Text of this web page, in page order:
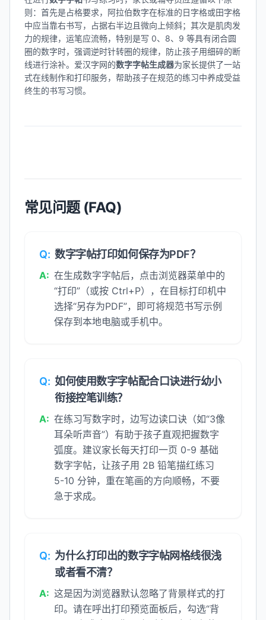
则：首先是占格要求，阿拉伯数字在标准的日字格或田字格
中应当靠右书写，占据右半边且微向上倾斜；其次是肌肉发
力的规律，运笔应流畅，特别是写 0、8、9 等具有闭合圆
圈的数字时，强调逆时针转圈的规律，防止孩子用细碎的断
线进行涂补。爱汉字网的数字字帖生成器为家长提供了一站
式在线制作和打印服务，帮助孩子在规范的练习中养成受益
终生的书写习惯。
常见问题 (FAQ)
Q: 数字字帖打印如何保存为PDF？
A: 在生成数字字帖后，点击浏览器菜单中的
“打印”（或按 Ctrl+P），在目标打印机中
选择“另存为PDF”，即可将规范书写示例
保存到本地电脑或手机中。
Q: 如何使用数字字帖配合口诀进行幼小
衔接控笔训练？
A: 在练习写数字时，边写边读口诀（如“3像
耳朵听声音”）有助于孩子直观把握数字
弧度。建议家长每天打印一页 0-9 基础
数字字帖，让孩子用 2B 铅笔描红练习
5-10 分钟，重在笔画的方向顺畅，不要
急于求成。
Q: 为什么打印出的数字字帖网格线很浅
或者看不清？
A: 这是因为浏览器默认忽略了背景样式的打
印。请在呼出打印预览面板后，勾选“背